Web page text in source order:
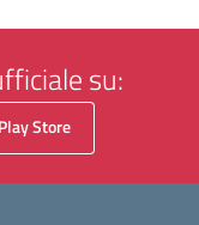
su:
Play Store